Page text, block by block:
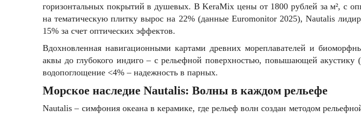
горизонтальных покрытий в душевых. В KeraMix цены от 1800 рублей за м², с
на тематическую плитку вырос на 22% (данные Euromonitor 2025), Nautalis
15% за счет оптических эффектов.
Вдохновленная навигационными картами древних мореплавателей и
аквы до глубокого индиго – с рельефной поверхностью, повышающей
водопоглощение <4% – надежность в парных.
Морское наследие Nautalis: Волны в каждом рельефе
Nautalis – симфония океана в керамике, где рельеф волн создан методом